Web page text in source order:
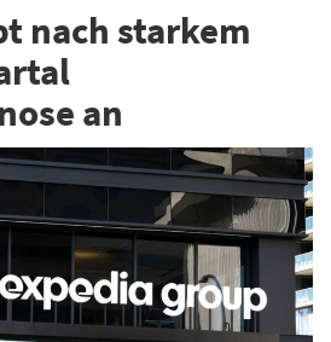
nach starkem
an